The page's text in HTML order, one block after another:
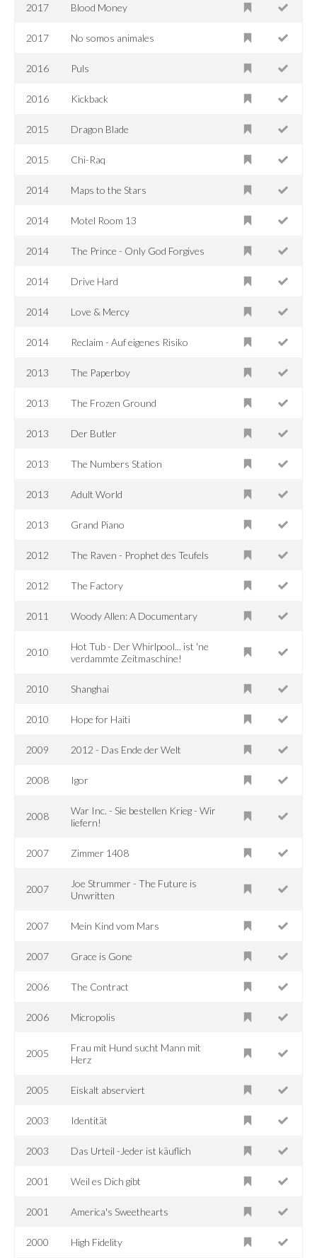
2017 Blood Money
2017 No somos animales
2016 Puls
2016 Kickback
2015 Dragon Blade
2015 Chi-Raq
2014 Maps to the Stars
2014 Motel Room 13
2014 The Prince - Only God Forgives
2014 Drive Hard
2014 Love & Mercy
2014 Reclaim - Auf eigenes Risiko
2013 The Paperboy
2013 The Frozen Ground
2013 Der Butler
2013 The Numbers Station
2013 Adult World
2013 Grand Piano
2012 The Raven - Prophet des Teufels
2012 The Factory
2011 Woody Allen: A Documentary
2010
Hot Tub - Der Whirlpool... ist 'ne
verdammte Zeitmaschine!
2010 Shanghai
2010 Hope for Haiti
2009 2012 - Das Ende der Welt
2008 Igor
2008
War Inc. - Sie bestellen Krieg - Wir
liefern!
2007 Zimmer 1408
2007
Joe Strummer - The Future is
Unwritten
2007 Mein Kind vom Mars
2007 Grace is Gone
2006 The Contract
2006 Micropolis
2005
Frau mit Hund sucht Mann mit
Herz
2005 Eiskalt abserviert
2003 Identität
2003 Das Urteil -Jeder ist käuflich
2001 Weil es Dich gibt
2001 America's Sweethearts
2000 High Fidelity